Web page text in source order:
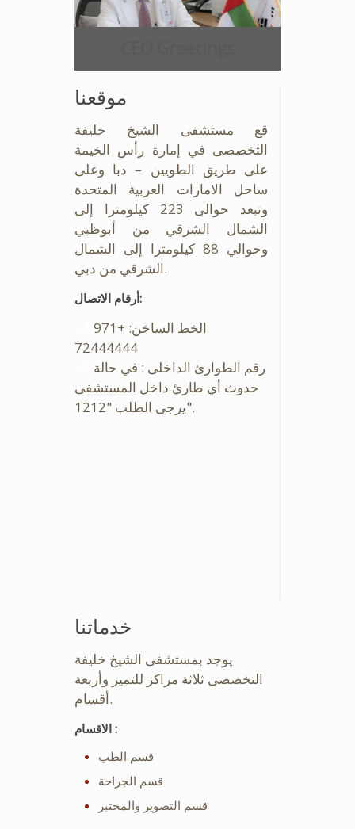
موقعنا
قع مستشفى الشيخ خليفة
التخصصى في إمارة رأس الخيمة
على طريق الطويين – دبا وعلى
ساحل الامارات العربية المتحدة
وتبعد حوالى 223 كيلومترا إلى
الشمال الشرقي من أبوظبي
وحوالي 88 كيلومترا إلى الشمال
الشرقي من دبي.
أرقام الاتصال:
الخط الساخن: +971
72444444
رقم الطوارئ الداخلى : في حالة
حدوث أي طارئ داخل المستشفى
يرجى الطلب "1212".
خدماتنا
يوجد بمستشفى الشيخ خليفة
التخصصى ثلاثة مراكز للتميز وأربعة
أقسام.
الاقسام :
قسم الطب
قسم الجراحة
قسم التصوير والمختبر